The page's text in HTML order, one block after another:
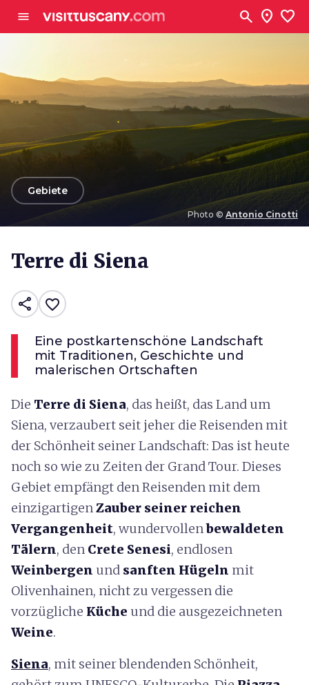
menu search location_on favorite
Photo © Antonio Cinotti
arrow_backGebiete
Terre di Siena
share favorite_border
Eine postkartenschöne Landschaft
mit Traditionen, Geschichte und
malerischen Ortschaften
Die Terre di Siena, das heißt, das Land um
Siena, verzaubert seit jeher die Reisenden mit
der Schönheit seiner Landschaft: Das ist heute
noch so wie zu Zeiten der Grand Tour. Dieses
Gebiet empfängt den Reisenden mit dem
einzigartigenZauber seiner reichen
Vergangenheit, wundervollenbewaldeten
Tälern, den Crete Senesi, endlosen
Weinbergen und sanften Hügeln mit
Olivenhainen, nicht zu vergessen die
vorzügliche Küche und die ausgezeichneten
Weine.
Siena, mit seiner blendenden Schönheit,